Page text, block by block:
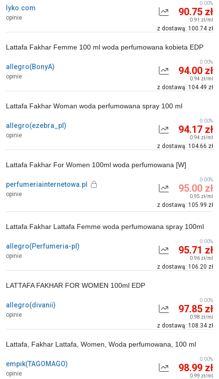
lyko.com
opinie 90.75 zł
0.91 zł/ml
z dostawą: 100.74 zł
0.00%
allegro(BonyA)
opinie
Lattafa Fakhar Femme 100 ml woda perfumowana kobieta EDP
94.00 zł
0.94 zł/ml
z dostawą: 104.49 zł
0.00%
allegro(ezebra_pl)
opinie
Lattafa Fakhar Woman woda perfumowana spray 100 ml
94.17 zł
0.94 zł/ml
z dostawą: 104.66 zł
0.00%
perfumeriainternetowa.pl
opinie
Lattafa Fakhar For Women 100ml woda perfumowana [W]
95.00 zł
0.95 zł/ml
z dostawą: 105.99 zł
0.00%
allegro(Perfumeria-pl)
opinie
Lattafa Fakhar Lattafa Femme woda perfumowana spray 100ml
95.71 zł
0.96 zł/ml
z dostawą: 106.20 zł
0.00%
allegro(divanii)
opinie
LATTAFA FAKHAR FOR WOMEN 100ml EDP
97.85 zł
0.98 zł/ml
z dostawą: 108.34 zł
0.00%
empik(TAGOMAGO)
opinie
Lattafa, Fakhar Lattafa, Women, Woda perfumowana, 100 ml
98.99 zł
0.99 zł/ml
0.00%